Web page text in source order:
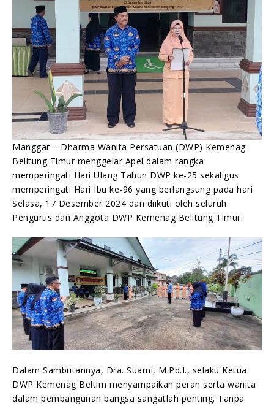
Manggar – Dharma Wanita Persatuan (DWP) Kemenag
Belitung Timur menggelar Apel dalam rangka
memperingati Hari Ulang Tahun DWP ke-25 sekaligus
memperingati Hari Ibu ke-96 yang berlangsung pada hari
Selasa, 17 Desember 2024 dan diikuti oleh seluruh
Pengurus dan Anggota DWP Kemenag Belitung Timur.
Dalam Sambutannya, Dra. Suarni, M.Pd.I., selaku Ketua
DWP Kemenag Beltim menyampaikan peran serta wanita
dalam pembangunan bangsa sangatlah penting. Tanpa